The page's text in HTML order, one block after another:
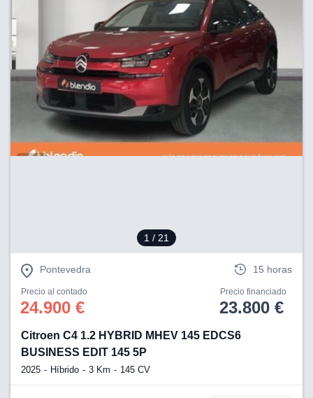
1 / 21
Pontevedra 15 horas
Precio al contado
24.900 €
Precio financiado
23.800 €
Citroen C4 1.2 HYBRID MHEV 145 EDCS6
BUSINESS EDIT 145 5P
2025 Híbrido 3 Km 145 CV